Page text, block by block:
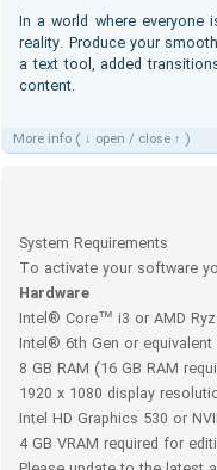
In a world where
reality. Produce your
a text tool, added
content.
More info ( ↓ open / close ↑ )
System Requirements
To activate your software
Hardware
Intel® Core™ i3 or AMD
Intel® 6th Gen or
8 GB RAM (16 GB RAM
1920 x 1080 display
Intel HD Graphics 530 or
4 GB VRAM required for